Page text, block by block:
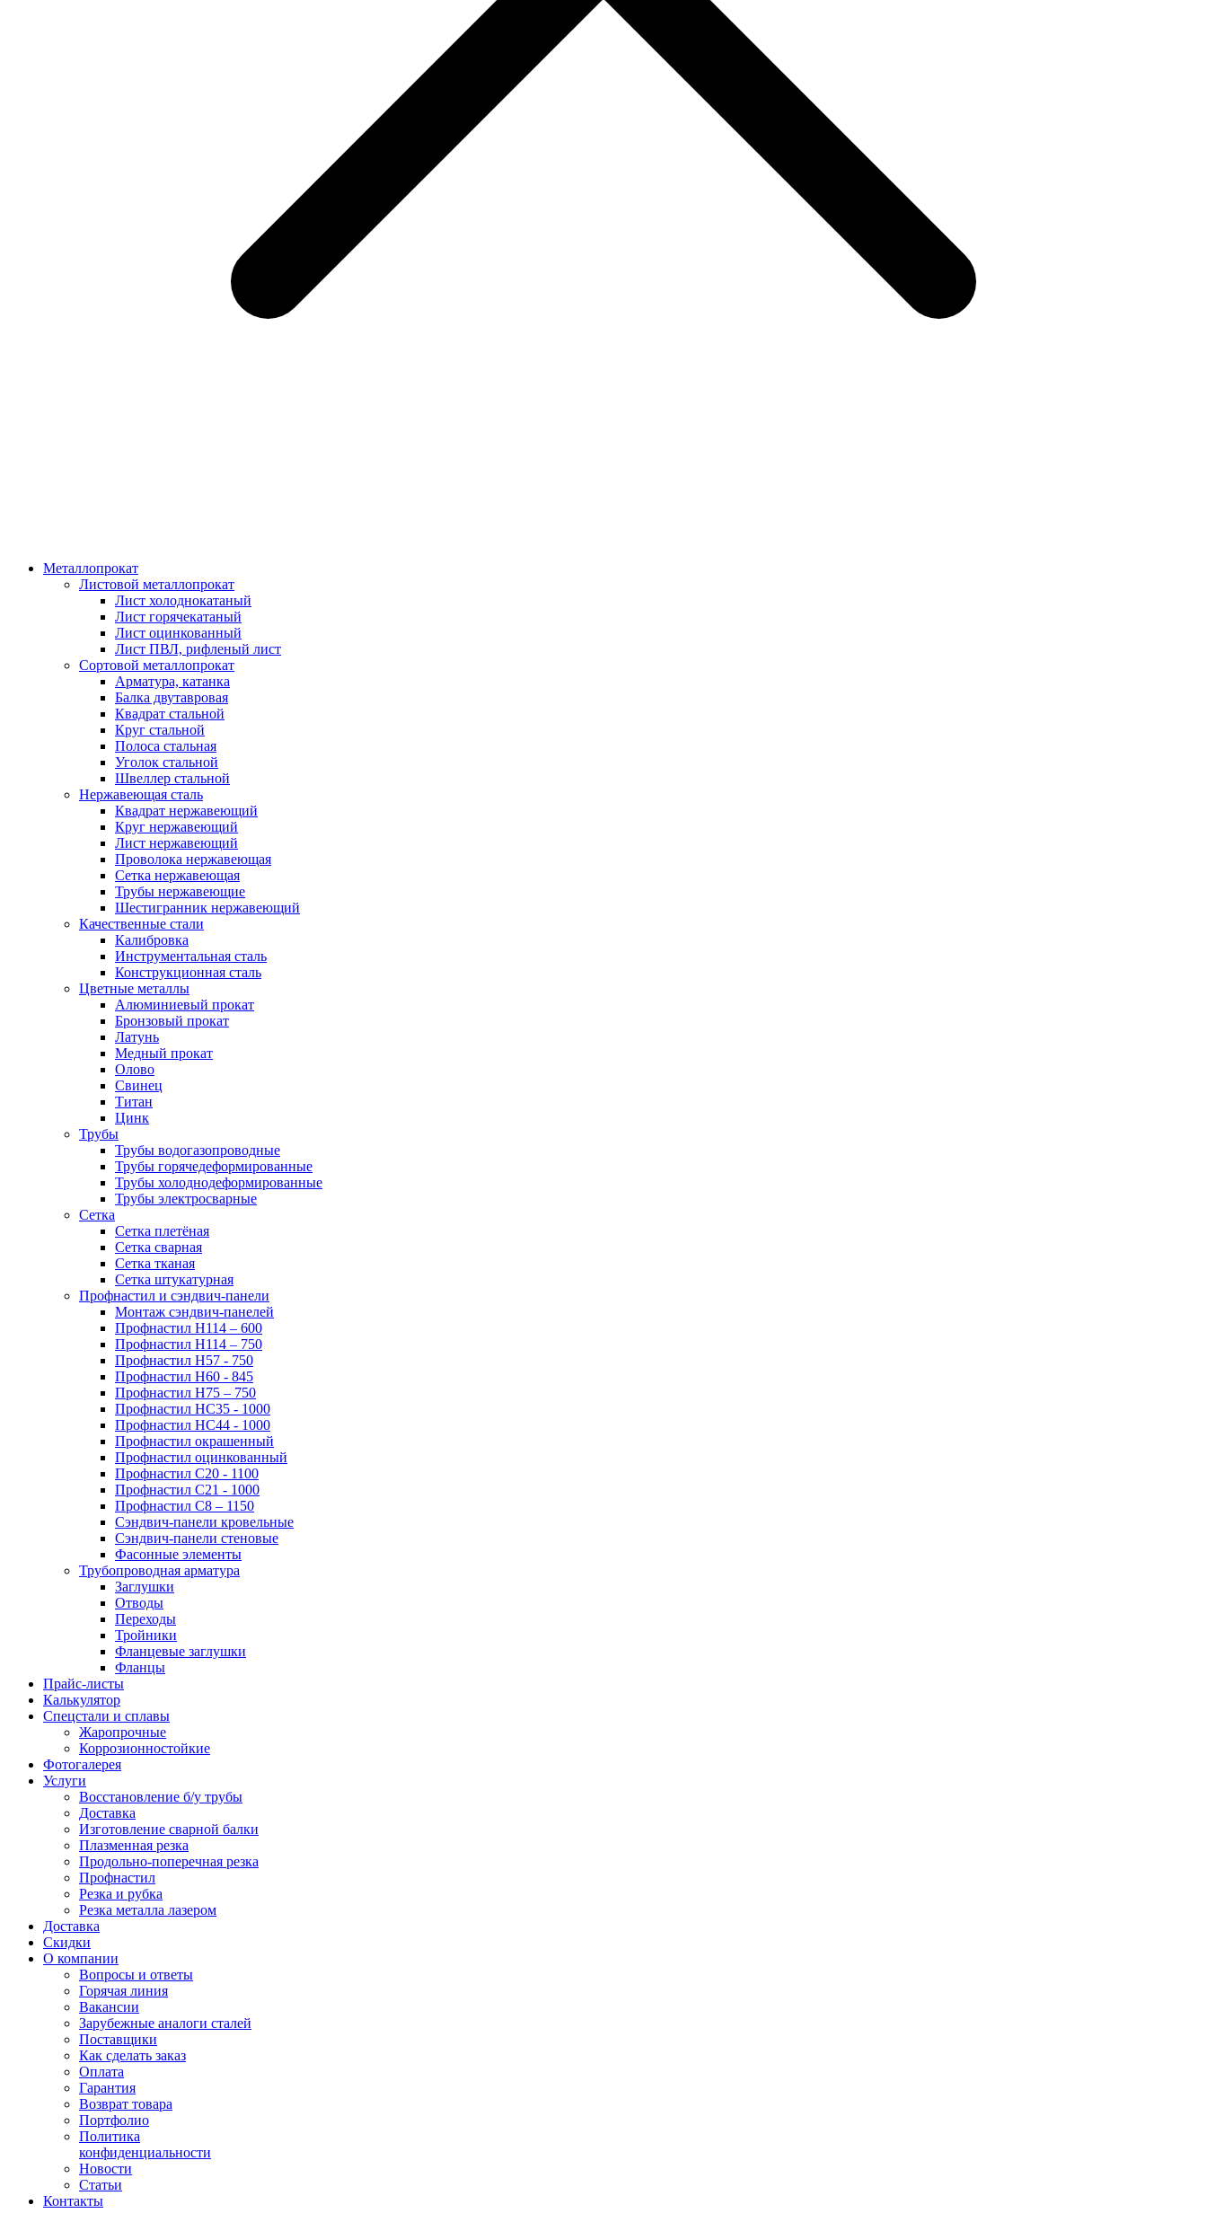
Металлопрокат
Листовой металлопрокат
Лист холоднокатаный
Лист горячекатаный
Лист оцинкованный
Лист ПВЛ, рифленый лист
Сортовой металлопрокат
Арматура, катанка
Балка двутавровая
Квадрат стальной
Круг стальной
Полоса стальная
Уголок стальной
Швеллер стальной
Нержавеющая сталь
Квадрат нержавеющий
Круг нержавеющий
Лист нержавеющий
Проволока нержавеющая
Сетка нержавеющая
Трубы нержавеющие
Шестигранник нержавеющий
Качественные стали
Калибровка
Инструментальная сталь
Конструкционная сталь
Цветные металлы
Алюминиевый прокат
Бронзовый прокат
Латунь
Медный прокат
Олово
Свинец
Титан
Цинк
Трубы
Трубы водогазопроводные
Трубы горячедеформированные
Трубы холоднодеформированные
Трубы электросварные
Сетка
Сетка плетёная
Сетка сварная
Сетка тканая
Сетка штукатурная
Профнастил и сэндвич-панели
Монтаж сэндвич-панелей
Профнастил Н114 – 600
Профнастил Н114 – 750
Профнастил Н57 - 750
Профнастил Н60 - 845
Профнастил Н75 – 750
Профнастил НС35 - 1000
Профнастил НС44 - 1000
Профнастил окрашенный
Профнастил оцинкованный
Профнастил С20 - 1100
Профнастил С21 - 1000
Профнастил С8 – 1150
Сэндвич-панели кровельные
Сэндвич-панели стеновые
Фасонные элементы
Трубопроводная арматура
Заглушки
Отводы
Переходы
Тройники
Фланцевые заглушки
Фланцы
Прайс-листы
Калькулятор
Спецстали и сплавы
Жаропрочные
Коррозионностойкие
Фотогалерея
Услуги
Восстановление б/у трубы
Доставка
Изготовление сварной балки
Плазменная резка
Продольно-поперечная резка
Профнастил
Резка и рубка
Резка металла лазером
Доставка
Скидки
О компании
Вопросы и ответы
Горячая линия
Вакансии
Зарубежные аналоги сталей
Поставщики
Как сделать заказ
Оплата
Гарантия
Возврат товара
Портфолио
Политика
конфиденциальности
Новости
Статьи
Контакты